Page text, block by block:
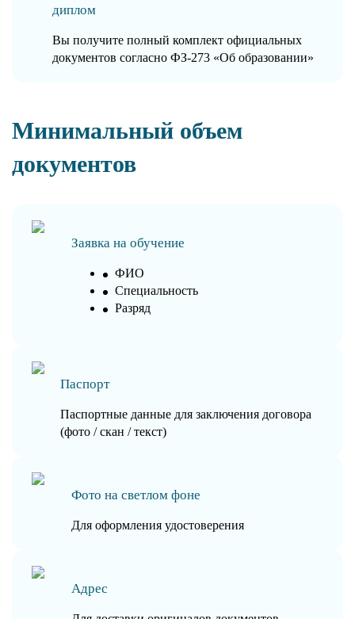
диплом
Вы получите полный комплект официальных
документов согласно ФЗ-273 «Об образовании»
Минимальный объем
документов
Заявка на обучение
ФИО
Специальность
Разряд
Паспорт
Паспортные данные для заключения договора
(фото / скан / текст)
Фото на светлом фоне
Для оформления удостоверения
Адрес